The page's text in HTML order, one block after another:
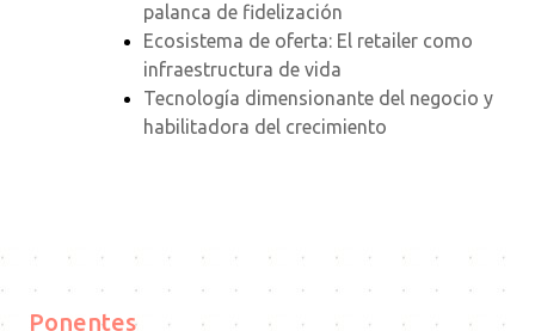
palanca de fidelización
Ecosistema de oferta: El retailer como
infraestructura de vida
Tecnología dimensionante del negocio y
habilitadora del crecimiento
Ponentes